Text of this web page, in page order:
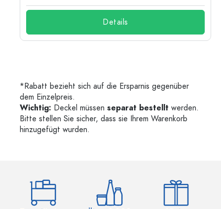
Details
*Rabatt bezieht sich auf die Ersparnis gegenüber
dem Einzelpreis.
Wichtig: Deckel müssen separat bestellt werden.
Bitte stellen Sie sicher, dass sie Ihrem Warenkorb
hinzugefügt wurden.